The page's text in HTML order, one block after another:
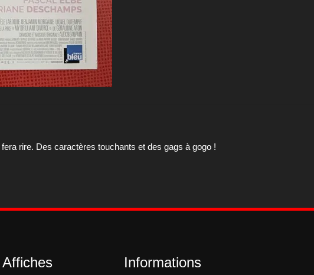
rire. Des caractères touchants et des gags à gogo !
Informations